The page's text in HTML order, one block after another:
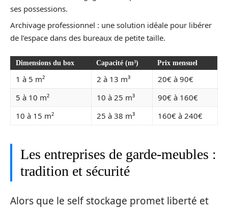
ses possessions.
Archivage professionnel : une solution idéale pour libérer
de l’espace dans des bureaux de petite taille.
Dimensions du box Capacité (m³) Prix mensuel
1 à 5 m² 2 à 13 m³
20€ à 90€
5 à 10 m²
10 à 25 m³
90€ à 160€
10 à 15 m²
25 à 38 m³ 160€ à 240€
Les entreprises de garde-meubles :
tradition et sécurité
Alors que le self stockage promet liberté et